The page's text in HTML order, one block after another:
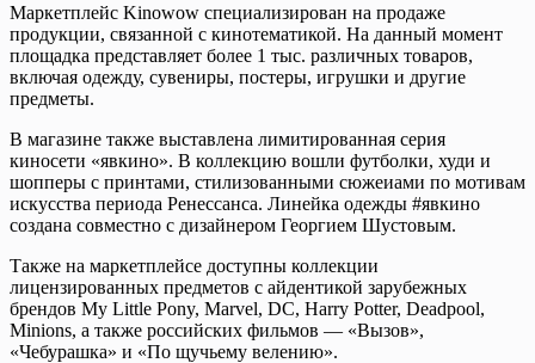
Маркетплейс Kinowow специализирован на продаже
продукции, связанной с кинотематикой. На данный момент
площадка представляет более 1 тыс. различных товаров,
включая одежду, сувениры, постеры, игрушки и другие
предметы.
В магазине также выставлена лимитированная серия
киносети «явкино». В коллекцию вошли футболки, худи и
шопперы с принтами, стилизованными сюжеиами по мотивам
искусства периода Ренессанса. Линейка одежды #явкино
создана совместно с дизайнером Георгием Шустовым.
Также на маркетплейсе доступны коллекции
лицензированных предметов с айдентикой зарубежных
брендов My Little Pony, Marvel, DC, Harry Potter, Deadpool,
Minions, а также российских фильмов — «Вызов»,
«Чебурашка» и «По щучьему велению».